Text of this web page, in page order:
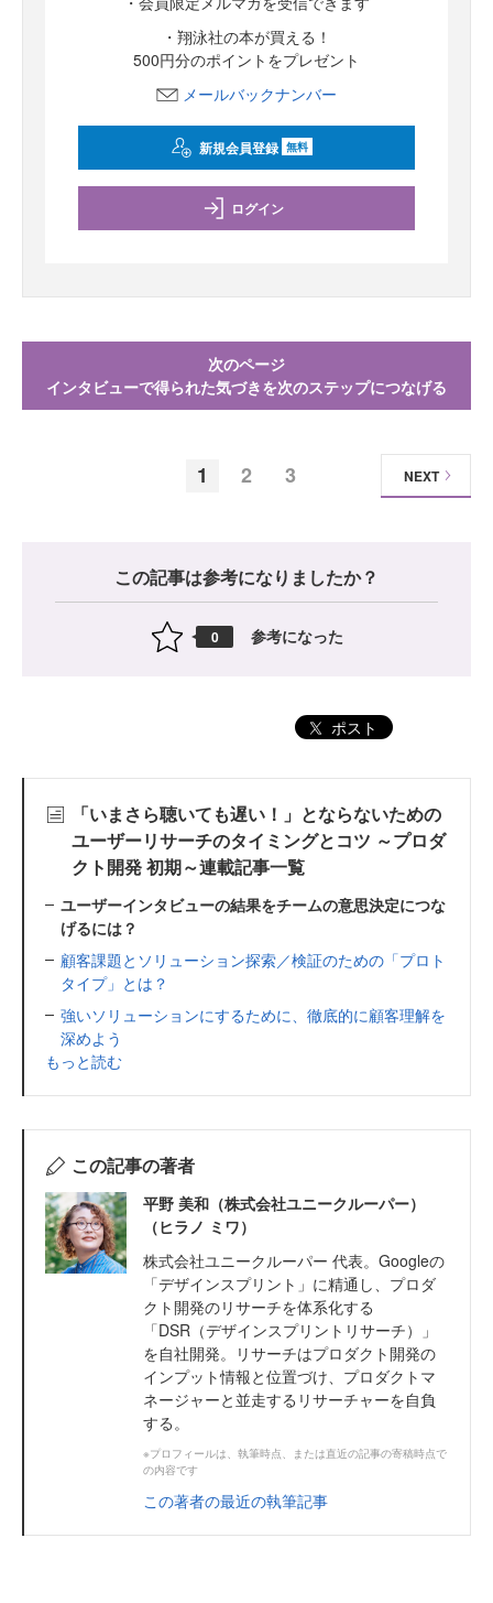
・翔泳社の本が買える！
500円分のポイントをプレゼント
メールバックナンバー
新規会員登録 無料
ログイン
次のページ
インタビューで得られた気づきを次のステップにつなげる
1 2 3 NEXT
この記事は参考になりましたか？
0 参考になった
ポスト
「いまさら聴いても遅い！」とならないための
ユーザーリサーチのタイミングとコツ ～プロダ
クト開発 初期～連載記事一覧
ユーザーインタビューの結果をチームの意思決定につな
げるには？
顧客課題とソリューション探索／検証のための「プロト
タイプ」とは？
強いソリューションにするために、徹底的に顧客理解を
深めよう
もっと読む
この記事の著者
平野 美和（株式会社ユニークルーパー）
（ヒラノ ミワ）
株式会社ユニークルーパー 代表。Googleの
「デザインスプリント」に精通し、プロダ
クト開発のリサーチを体系化する
「DSR（デザインスプリントリサーチ）」
を自社開発。リサーチはプロダクト開発の
インプット情報と位置づけ、プロダクトマ
ネージャーと並走するリサーチャーを自負
する。
※プロフィールは、執筆時点、または直近の記事の寄稿時点で
の内容です
この著者の最近の執筆記事